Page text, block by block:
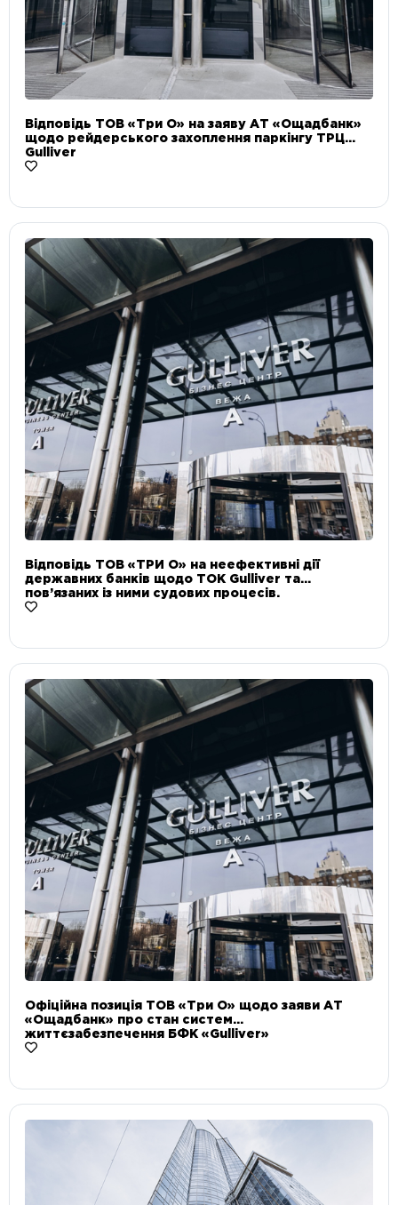
Відповідь ТОВ «Три О» на заяву АТ «Ощадбанк»
щодо рейдерського захоплення паркінгу ТРЦ
Gulliver
Відповідь ТОВ «ТРИ О» на неефективні дії
державних банків щодо ТОК Gulliver та
пов’язаних із ними судових процесів.
Офіційна позиція ТОВ «Три О» щодо заяви АТ
«Ощадбанк» про стан систем
життєзабезпечення БФК «Gulliver»